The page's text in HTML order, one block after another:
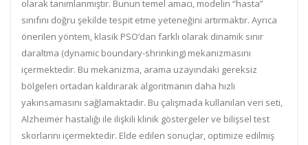
olarak tanımlanmıştır. Bunun temel amacı, modelin “hasta”
sınıfını doğru şekilde tespit etme yeteneğini artırmaktır. Ayrıca
önerilen yöntem, klasik PSO’dan farklı olarak dinamik sınır
daraltma (dynamic boundary-shrinking) mekanizmasını
içermektedir. Bu mekanizma, arama uzayındaki gereksiz
bölgeleri ortadan kaldırarak algoritmanın daha hızlı
yakınsamasını sağlamaktadır. Bu çalışmada kullanılan veri seti,
Alzheimer hastalığı ile ilişkili klinik göstergeler ve bilişsel test
skorlarını içermektedir. Elde edilen sonuçlar, optimize edilmiş